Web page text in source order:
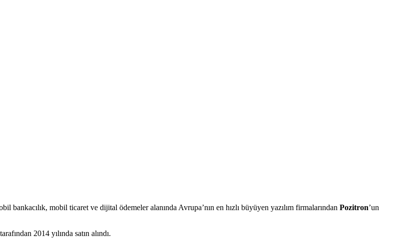
bankacılık, mobil ticaret ve dijital ödemeler alanında Avrupa’nın en hızlı büyüyen yazılım firmalarından Pozitron’un
2014 yılında satın alındı.